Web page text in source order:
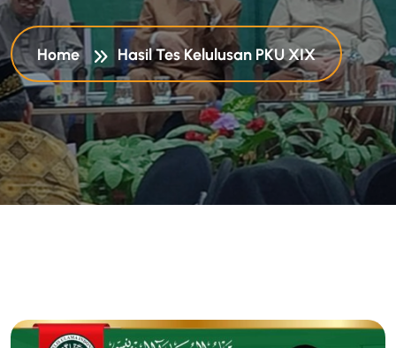
Home Hasil Tes Kelulusan PKU XIX